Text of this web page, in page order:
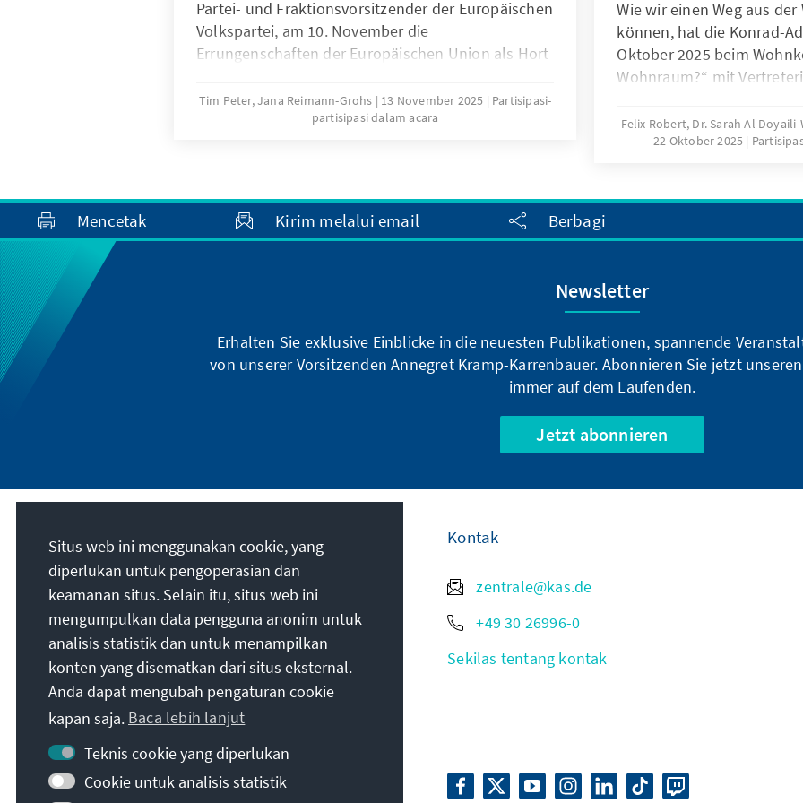
Partei- und Fraktionsvorsitzender der Europäischen
Volkspartei, am 10. November die
Errungenschaften der Europäischen Union als Hort
anschließenden Podiumsdiskussion mit Prof. Dr.
Daniela Schwarzer, Vorständin der Bertelsmann
Tim Peter, Jana Reimann-Grohs 13 November 2025
Partisipasi-
partisipasi dalam acara
Wie wir einen Weg aus
können, hat die Konrad-
Oktober 2025 beim
Wohnraum?“ mit
Wissenschaft debattiert.
und Impulse für mehr
Ideen eingebracht.
Felix Robert, Dr. Sarah Al
22 Oktober 2025
Mencetak Kirim melalui email Berbagi
Newsletter
Erhalten Sie exklusive Einblicke in die neuesten Publikationen, spannende
von unserer Vorsitzenden Annegret Kramp-Karrenbauer. Abonnieren Sie jetzt
immer auf dem Laufenden.
Jetzt abonnieren
Misi kami
Die Konrad-Adenauer-Stiftung setzt sich
national und international durch politische
Bildung für Frieden, Freiheit und
Gerechtigkeit ein. Wir fördern und bewahren
freiheitliche Demokratie, die Soziale
Marktwirtschaft und die Entwicklung und
Festigung des Wertekonsenses.
Misi kami
Kontak
zentrale@kas.de
+49 30 26996-0
Sekilas tentang kontak
Situs web ini menggunakan cookie, yang
diperlukan untuk pengoperasian dan
keamanan situs. Selain itu, situs web ini
mengumpulkan data pengguna anonim untuk
analisis statistik dan untuk menampilkan
konten yang disematkan dari situs eksternal.
Anda dapat mengubah pengaturan cookie
kapan saja. Baca lebih lanjut
Teknis cookie yang diperlukan
Cookie untuk analisis statistik